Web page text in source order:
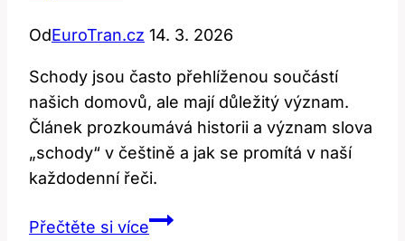
OdEuroTran.cz 14. 3. 2026
Schody jsou často přehlíženou součástí
našich domovů, ale mají důležitý význam.
Článek prozkoumává historii a význam slova
„schody“ v češtině a jak se promítá v naší
každodenní řeči.
Přečtěte si víceStair: